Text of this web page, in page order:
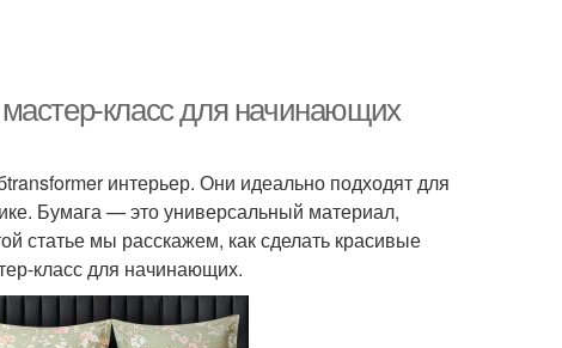
класс для начинающих
интерьер. Они идеально подходят для
Бумага — это универсальный материал,
статье мы расскажем, как сделать красивые
класс для начинающих.